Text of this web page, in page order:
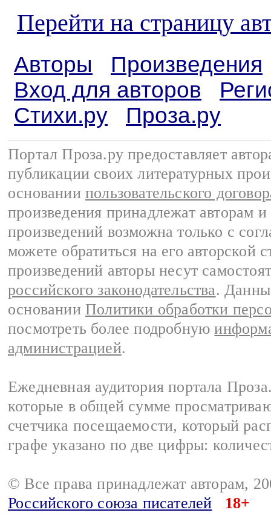
Перейти на страницу
Авторы
Произведения
Вход для авторов
Стихи.ру
Проза.ру
Портал Проза.ру предоставляет
публикации своих литературных
основании пользовательского
произведения принадлежат авторам
произведений возможна только с
можете обратиться на его авторской
произведений авторы несут
российского законодательства.
основании Политики обработки
посмотреть более подробную
администрацией.
Ежедневная аудитория портала
которые в общей сумме
счетчика посещаемости, который
графе указано по две цифры:
© Все права принадлежат авторам,
Российского союза писателей
18+